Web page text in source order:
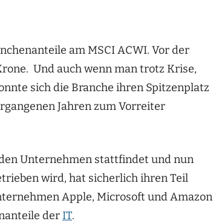
am MSCI ACWI. Vor der
Und auch wenn man trotz Krise,
sich die Branche ihren Spitzenplatz
Jahren zum Vorreiter
Unternehmen stattfindet und nun
wird, hat sicherlich ihren Teil
Apple, Microsoft und Amazon
der IT.